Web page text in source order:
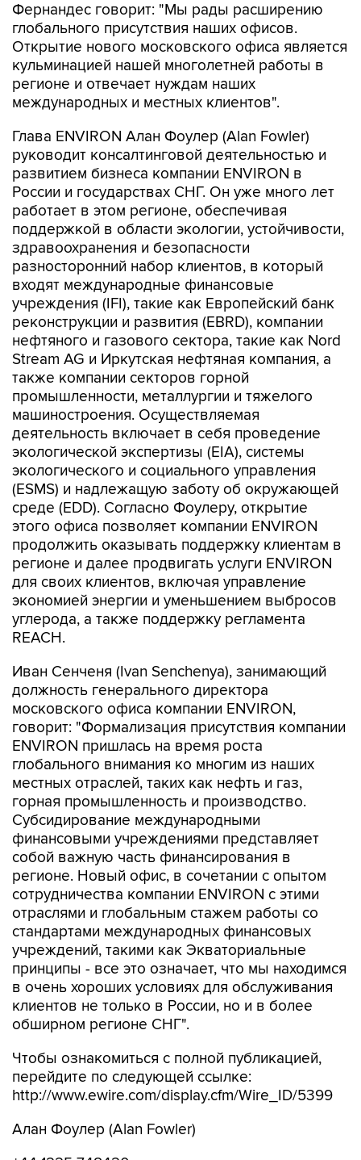
Фернандес говорит: "Мы рады расширению
глобального присутствия наших офисов.
Открытие нового московского офиса является
кульминацией нашей многолетней работы в
регионе и отвечает нуждам наших
международных и местных клиентов".
Глава ENVIRON Алан Фоулер (Alan Fowler)
руководит консалтинговой деятельностью и
развитием бизнеса компании ENVIRON в
России и государствах СНГ. Он уже много лет
работает в этом регионе, обеспечивая
поддержкой в области экологии, устойчивости,
здравоохранения и безопасности
разносторонний набор клиентов, в который
входят международные финансовые
учреждения (IFI), такие как Европейский банк
реконструкции и развития (EBRD), компании
нефтяного и газового сектора, такие как Nord
Stream AG и Иркутская нефтяная компания, а
также компании секторов горной
промышленности, металлургии и тяжелого
машиностроения. Осуществляемая
деятельность включает в себя проведение
экологической экспертизы (EIA), системы
экологического и социального управления
(ESMS) и надлежащую заботу об окружающей
среде (EDD). Согласно Фоулеру, открытие
этого офиса позволяет компании ENVIRON
продолжить оказывать поддержку клиентам в
регионе и далее продвигать услуги ENVIRON
для своих клиентов, включая управление
экономией энергии и уменьшением выбросов
углерода, а также поддержку регламента
REACH.
Иван Сенченя (Ivan Senchenya), занимающий
должность генерального директора
московского офиса компании ENVIRON,
говорит: "Формализация присутствия компании
ENVIRON пришлась на время роста
глобального внимания ко многим из наших
местных отраслей, таких как нефть и газ,
горная промышленность и производство.
Субсидирование международными
финансовыми учреждениями представляет
собой важную часть финансирования в
регионе. Новый офис, в сочетании с опытом
сотрудничества компании ENVIRON с этими
отраслями и глобальным стажем работы со
стандартами международных финансовых
учреждений, такими как Экваториальные
принципы - все это означает, что мы находимся
в очень хороших условиях для обслуживания
клиентов не только в России, но и в более
обширном регионе СНГ".
Чтобы ознакомиться с полной публикацией,
перейдите по следующей ссылке:
http://www.ewire.com/display.cfm/Wire_ID/5399
Алан Фоулер (Alan Fowler)